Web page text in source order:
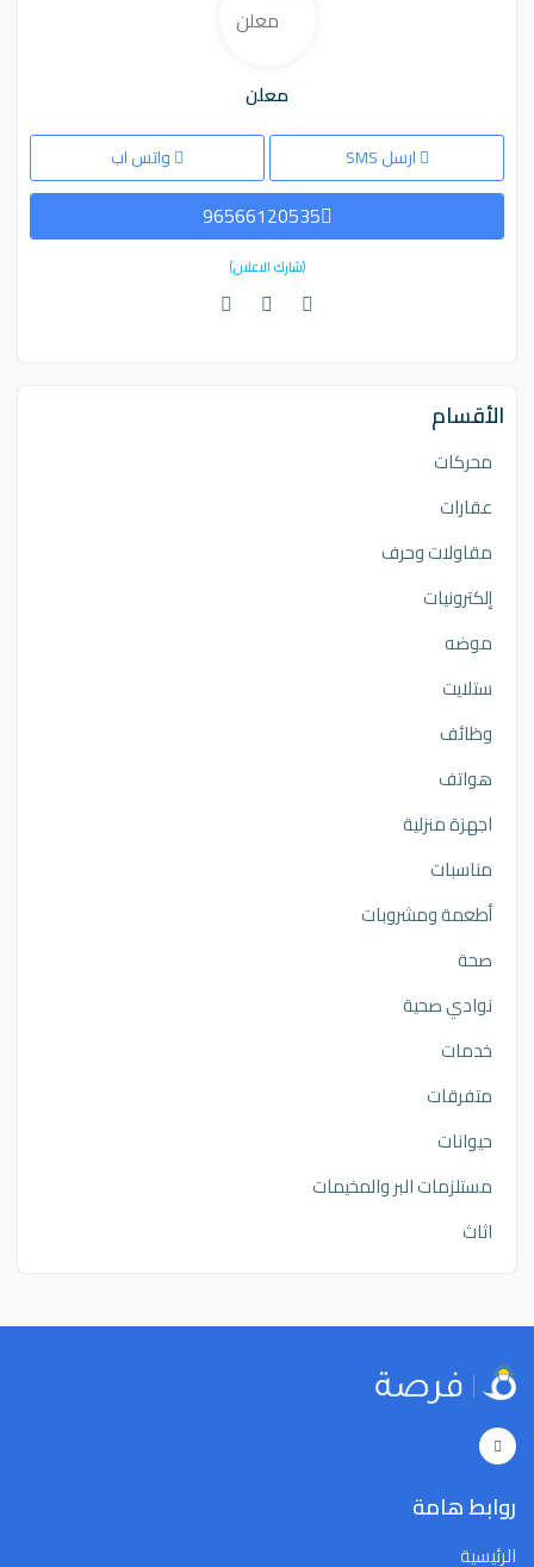
معلن
ارسل SMS واتس اب
96566120535
(شارك الاعلان)
الأقسام
محركات
عقارات
مقاولات وحرف
إلكترونيات
موضه
ستلايت
وظائف
هواتف
اجهزة منزلية
مناسبات
أطعمة ومشروبات
صحة
نوادي صحية
خدمات
متفرقات
حيوانات
مستلزمات البر والمخيمات
اثاث
روابط هامة
الرئيسية